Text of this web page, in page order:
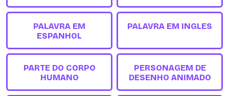
PALAVRA EM
ESPANHOL
PALAVRA EM INGLES
PARTE DO CORPO
HUMANO
PERSONAGEM DE
DESENHO ANIMADO